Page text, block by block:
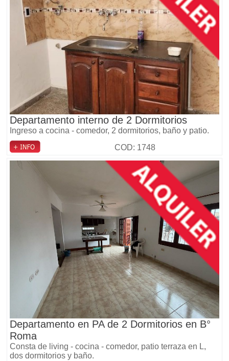
Departamento interno de 2 Dormitorios
Ingreso a cocina - comedor, 2 dormitorios, baño y patio.
COD: 1748
Departamento en PA de 2 Dormitorios en B°
Roma
Consta de living - cocina - comedor, patio terraza en L,
dos dormitorios y baño.